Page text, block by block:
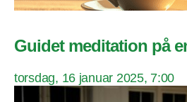
Guidet meditation på
torsdag, 16 januar 2025, 7:00